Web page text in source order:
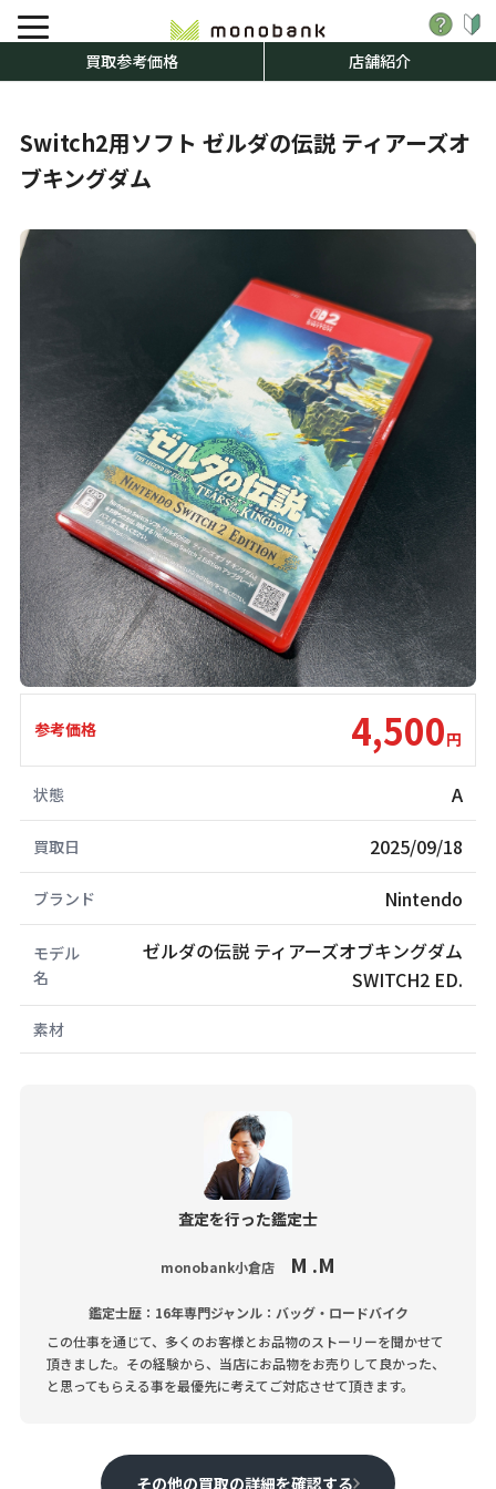
買取参考価格 店舗紹介
Switch2用ソフト ゼルダの伝説 ティアーズオ
ブキングダム
参考価格 4,500円
状態 A
買取日 2025/09/18
ブランド Nintendo
モデル
名
ゼルダの伝説 ティアーズオブキングダム
SWITCH2 ED.
素材
査定を行った鑑定士
monobank小倉店 M .M
鑑定士歴：16年専門ジャンル：バッグ・ロードバイク
この仕事を通じて、多くのお客様とお品物のストーリーを聞かせて
頂きました。その経験から、当店にお品物をお売りして良かった、
と思ってもらえる事を最優先に考えてご対応させて頂きます。
その他の買取の詳細を確認する